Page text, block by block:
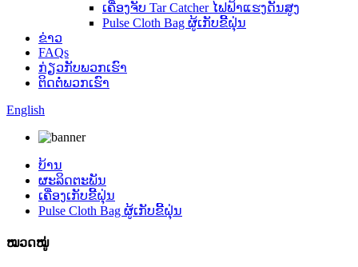
ເຄື່ອງຈັບ Tar Catcher ໄຟຟ້າແຮງດັນສູງ
Pulse Cloth Bag ຜູ້ເກັບຂີ້ຝຸ່ນ
ຂ່າວ
FAQs
ກ່ຽວ​ກັບ​ພວກ​ເຮົາ
ຕິດ​ຕໍ່​ພວກ​ເຮົາ
English
ບ້ານ
ຜະລິດຕະພັນ
ເຄື່ອງເກັບຂີ້ຝຸ່ນ
Pulse Cloth Bag ຜູ້ເກັບຂີ້ຝຸ່ນ
ໝວດໝູ່